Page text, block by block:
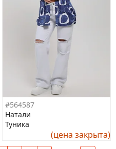
#564587
Натали
Туника
(цена закрыта)